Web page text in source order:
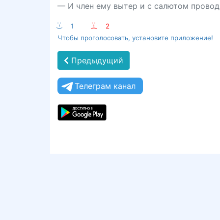
— И член ему вытер и с салютом
:-) 1 :-(
2
Чтобы проголосовать, установите приложение!
Предыдущий
Телеграм канал